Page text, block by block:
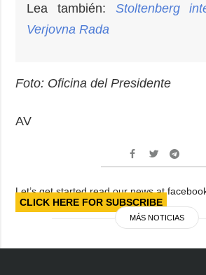
Lea también: Stoltenberg
Verjovna Rada
Foto: Oficina del Presidente
AV
Let’s get started read our news at
CLICK HERE FOR SUBSCRIBE
MÁS NOTICIAS